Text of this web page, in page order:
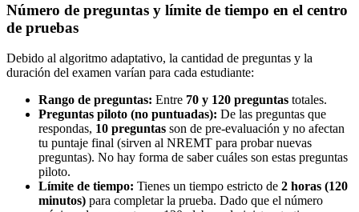
Número de preguntas y límite de tiempo en el centro
de pruebas
Debido al algoritmo adaptativo, la cantidad de preguntas y la
duración del examen varían para cada estudiante:
Rango de preguntas: Entre 70 y 120 preguntas totales.
Preguntas piloto (no puntuadas): De las preguntas que
respondas, 10 preguntas son de pre-evaluación y no afectan
tu puntaje final (sirven al NREMT para probar nuevas
preguntas). No hay forma de saber cuáles son estas preguntas
piloto.
Límite de tiempo: Tienes un tiempo estricto de 2 horas (120
minutos) para completar la prueba. Dado que el número